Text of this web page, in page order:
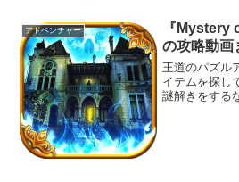
アドベンチャー
『Mystery
の攻略動画
王道のパズル
イテムを探し
謎解きをする